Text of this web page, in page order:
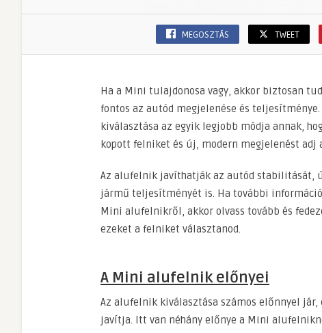
MEGOSZTÁS TWEET
Ha a Mini tulajdonosa vagy, akkor biztosan
fontos az autód megjelenése és
kiválasztása az egyik legjobb módja annak,
kopott felniket és új, modern megjelenést adj
Az alufelnik javíthatják az autód stabilitását,
jármű teljesítményét is. Ha további
Mini alufelnikről, akkor olvass tovább és
ezeket a felniket választanod.
A Mini alufelnik előnyei
Az alufelnik kiválasztása számos előnnyel
javítja. Itt van néhány előnye a Mini